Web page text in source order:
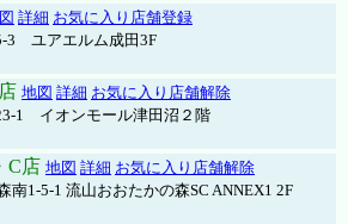
詳細 お気に入り店舗登録
3 ユアエルム成田3F
地図 詳細 お気に入り店舗解除
1 イオンモール津田沼２階
C店 地図 詳細 お気に入り店舗解除
南1-5-1 流山おおたかの森SC ANNEX1 2F